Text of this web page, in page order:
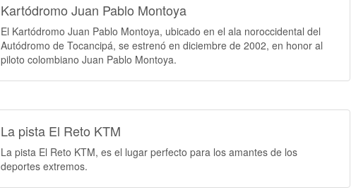
Kartódromo Juan Pablo Montoya
El Kartódromo Juan Pablo Montoya, ubicado en el ala noroccidental del
Autódromo de Tocancipá, se estrenó en diciembre de 2002, en honor al
piloto colombiano Juan Pablo Montoya.
La pista El Reto KTM
La pista El Reto KTM, es el lugar perfecto para los amantes de los
deportes extremos.